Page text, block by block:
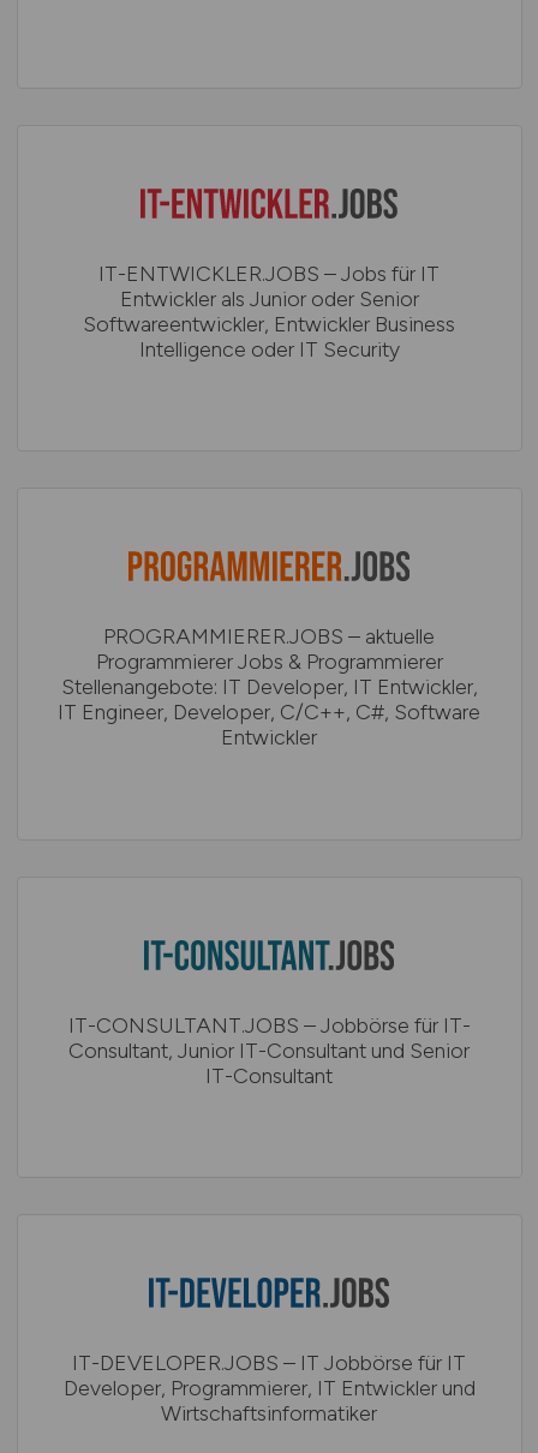
IT-ENTWICKLER.JOBS – Jobs für IT
Entwickler als Junior oder Senior
Softwareentwickler, Entwickler Business
Intelligence oder IT Security
PROGRAMMIERER.JOBS – aktuelle
Programmierer Jobs & Programmierer
Stellenangebote: IT Developer, IT Entwickler,
IT Engineer, Developer, C/C++, C#, Software
Entwickler
IT-CONSULTANT.JOBS – Jobbörse für IT-
Consultant, Junior IT-Consultant und Senior
IT-Consultant
IT-DEVELOPER.JOBS – IT Jobbörse für IT
Developer, Programmierer, IT Entwickler und
Wirtschaftsinformatiker